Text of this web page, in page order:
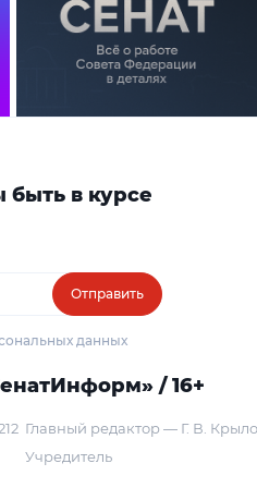
в курсе
Отправить
данных
/ 16+
Главный редактор — Г. В.
Учредитель